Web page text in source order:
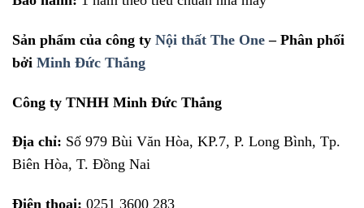
Sản phẩm của công ty Nội thất The One – Phân phối
bởi Minh Đức Thắng
Công ty TNHH Minh Đức Thắng
Địa chỉ: Số 979 Bùi Văn Hòa, KP.7, P. Long Bình, Tp.
Biên Hòa, T. Đồng Nai
Điện thoại: 0251 3600 283